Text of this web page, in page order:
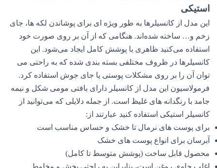
استیکی
این مدل از کانسیلرها به طور ویژه ای برای پوشاندن لکه ها، جای
زخم و… ساخته شده‌اند. هنگامی که از آن بر روی صورت خود
استفاده می‌کنید ظاهری با پوشش کامل ایجاد می‌شود. این
کانسیلرها در ظروف مختلفی بسته بندی شده که به راحتی می
توان آن را بر روی مشکلات پوستی یا جای جوش استفاده کرد.
فرمولاسیون این مدل از کانسیلر دارای بافتی مومی شکل و نیمه
جامد با رنگدانه های غلیظ است. از جمله دلایلی که می‌توانید از
کانسیلر استیکی استفاده کنید عبارتند از:
برای پوست های نرمال تا خشک و حساس مناسب است
آبرسان برای انواع پوست های خشک
محصول قابل ساخت (پوشش متوسط ​​تا کامل)